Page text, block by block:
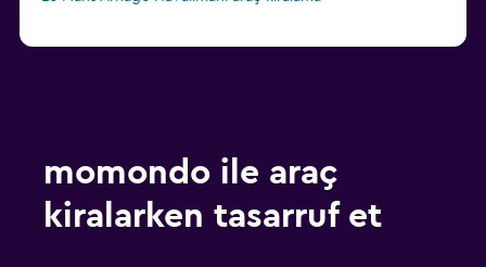
momondo ile araç
kiralarken tasarruf et